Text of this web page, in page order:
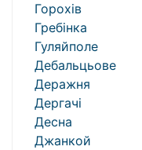
Горохів
Гребінка
Гуляйполе
Дебальцьове
Деражня
Дергачі
Десна
Джанкой